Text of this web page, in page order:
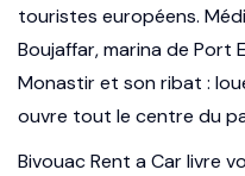
touristes européens.
Boujaffar, marina de Port
Monastir et son ribat :
ouvre tout le centre du
Bivouac Rent a Car livre